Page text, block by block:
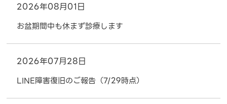
2026年08月01日
お盆期間中も休まず診療します
2026年07月28日
LINE障害復旧のご報告（7/29時点）